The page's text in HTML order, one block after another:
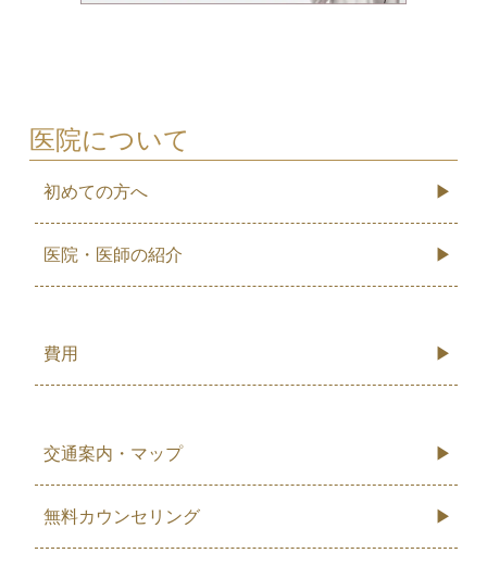
医院について
初めての方へ
医院・医師の紹介
費用
交通案内・マップ
無料カウンセリング